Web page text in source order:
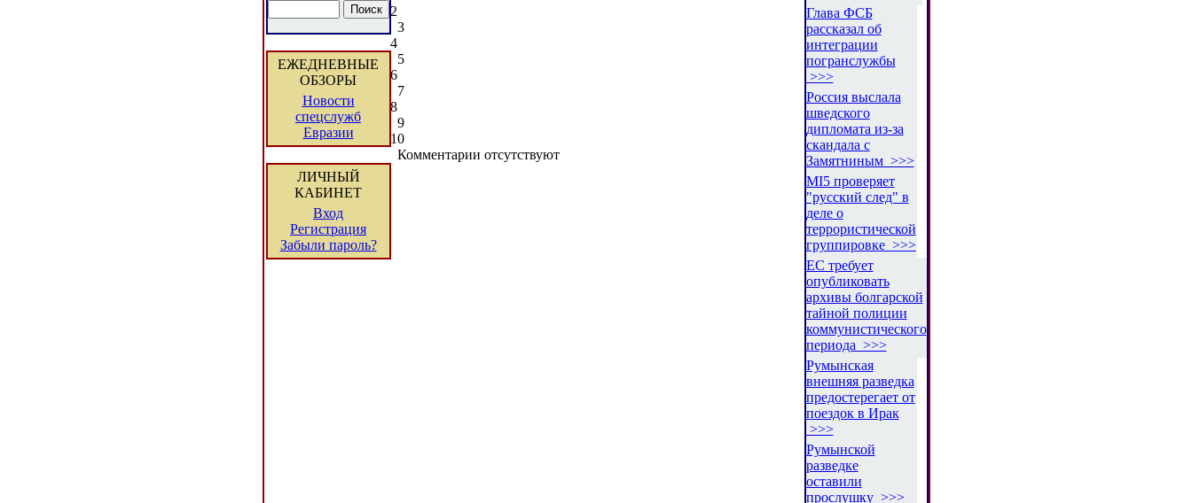
ЕЖЕДНЕВНЫЕ
ОБЗОРЫ
Новости
спецслужб
Евразии
ЛИЧНЫЙ
КАБИНЕТ
Вход
Регистрация
Забыли пароль?
2
3
4
5
6
7
8
9
10
Комментарии отсутствуют
Глава ФСБ
рассказал об
интеграции
погранслужбы
>>>
Россия выслала
шведского
дипломата из-за
скандала с
Замятниным >>>
MI5 проверяет
"русский след" в
деле о
террористической
группировке >>>
ЕС требует
опубликовать
архивы болгарской
тайной полиции
коммунистического
периода >>>
Румынская
внешняя разведка
предостерегает от
поездок в Ирак
>>>
Румынской
разведке
оставили
прослушку >>>